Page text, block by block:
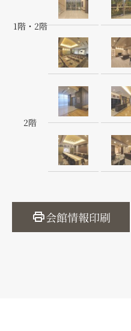
1階・2階
2階
print会館情報印刷